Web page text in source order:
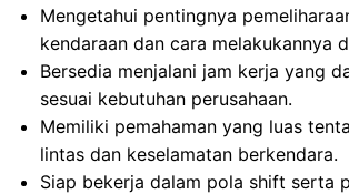
Mengetahui pentingnya
kendaraan dan cara melakukannya
Bersedia menjalani jam kerja yang
sesuai kebutuhan perusahaan.
Memiliki pemahaman yang luas
lintas dan keselamatan berkendara.
Siap bekerja dalam pola shift serta